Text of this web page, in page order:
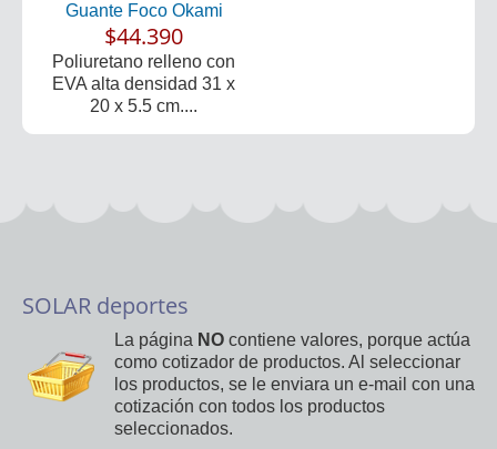
Guante Foco Okami
$44.390
Poliuretano relleno con
EVA alta densidad 31 x
20 x 5.5 cm....
SOLAR deportes
La página NO contiene valores, porque actúa
como cotizador de productos. Al seleccionar
los productos, se le enviara un e-mail con una
cotización con todos los productos
seleccionados.